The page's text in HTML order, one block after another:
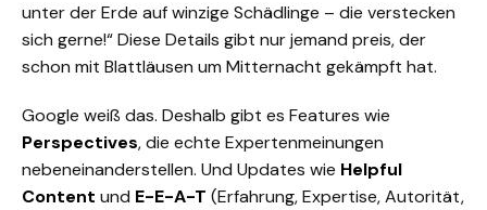
unter der Erde auf winzige Schädlinge – die verstecken
sich gerne!“ Diese Details gibt nur jemand preis, der
schon mit Blattläusen um Mitternacht gekämpft hat.
Google weiß das. Deshalb gibt es Features wie
Perspectives, die echte Expertenmeinungen
nebeneinanderstellen. Und Updates wie Helpful
Content und E-E-A-T (Erfahrung, Expertise, Autorität,